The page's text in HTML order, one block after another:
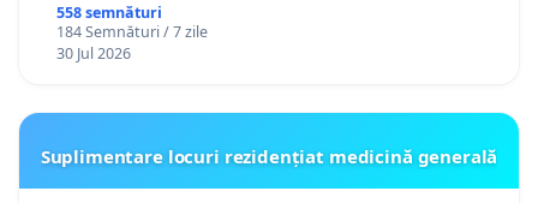
558 semnături
184 Semnături / 7 zile
30 Jul 2026
Suplimentare locuri rezidențiat medicină generală